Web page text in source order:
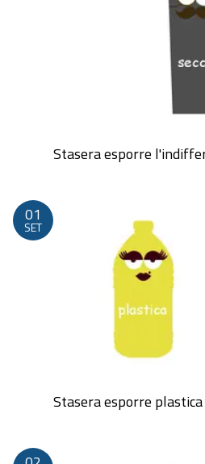
Stasera esporre
01
SET
Stasera esporre